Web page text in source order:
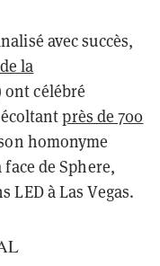
avec succès,
la
célébré
près de 700
homonyme
de Sphere,
LED à Las Vegas.